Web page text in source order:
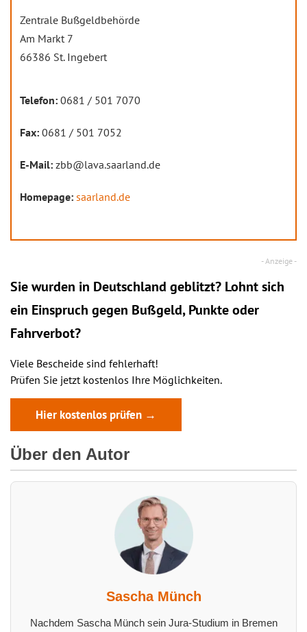
Zentrale Bußgeldbehörde
Am Markt 7
66386 St. Ingebert
Telefon: 0681 / 501 7070
Fax: 0681 / 501 7052
E-Mail: zbb@lava.saarland.de
Homepage: saarland.de
Sie wurden in Deutschland geblitzt? Lohnt sich
ein Einspruch gegen Bußgeld, Punkte oder
Fahrverbot?
Viele Bescheide sind fehlerhaft!
Prüfen Sie jetzt kostenlos Ihre Möglichkeiten.
Hier kostenlos prüfen →
Über den Autor
Sascha Münch
Nachdem Sascha Münch sein Jura-Studium in Bremen